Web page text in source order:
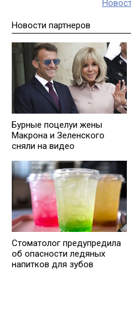
Новости партнеров
Бурные поцелуи жены
Макрона и Зеленского
сняли на видео
Стоматолог предупредила
об опасности ледяных
напитков для зубов